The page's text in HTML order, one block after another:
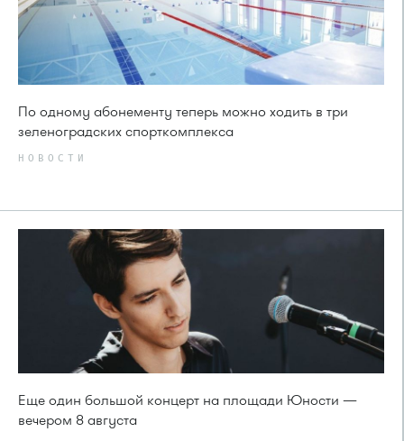
По одному абонементу теперь можно ходить в три
зеленоградских спорткомплекса
НОВОСТИ
Еще один большой концерт на площади Юности —
вечером 8 августа